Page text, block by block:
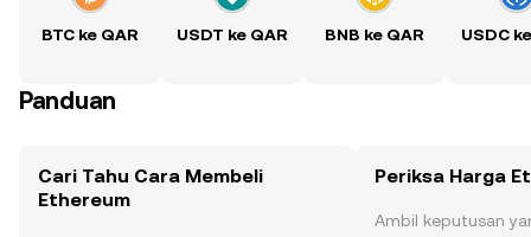
BTC ke QAR USDT ke QAR BNB ke QAR USDC
Panduan
Cari Tahu Cara Membeli
Ethereum
Periksa Harga
Ambil keputusan